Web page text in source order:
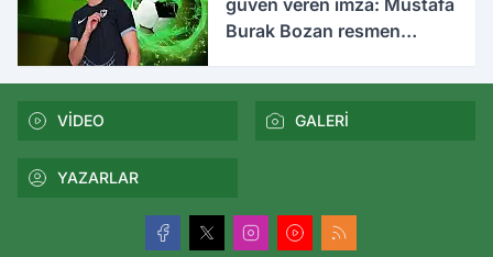
güven veren imza: Mustafa
Burak Bozan resmen
VİDEO GALERİ
YAZARLAR